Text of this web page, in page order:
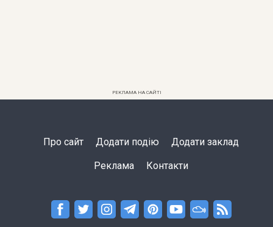
РЕКЛАМА НА САЙТІ
Про сайт Додати подію Додати заклад
Реклама Контакти